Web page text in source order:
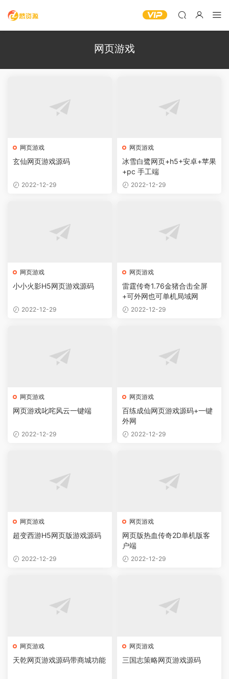
网页游戏
网页游戏
玄仙网页游戏源码
2022-12-29
网页游戏
冰雪白鹭网页+h5+安卓+苹果
+pc 手工端
2022-12-29
网页游戏
小小火影H5网页游戏源码
2022-12-29
网页游戏
雷霆传奇1.76金猪合击全屏
+可外网也可单机局域网
2022-12-29
网页游戏
网页游戏叱咤风云一键端
2022-12-29
网页游戏
百练成仙网页游戏源码+一键
外网
2022-12-29
网页游戏
超变西游H5网页版游戏源码
2022-12-29
网页游戏
网页版热血传奇2D单机版客
户端
2022-12-29
网页游戏
天乾网页游戏源码带商城功能
网页游戏
三国志策略网页游戏源码